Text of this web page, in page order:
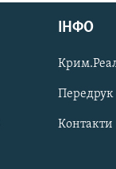
ІНФО
Передрук
Контакти